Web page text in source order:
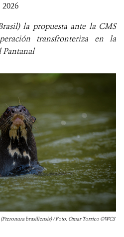
VISUAL
DE COMUNICACIÓN
ANUAL WCS
DE QUEJAS Y RECLAMOS
DONA
la propuesta ante la CMS
transfronteriza en la
Pantanal
brasiliensis) / Foto: Omar Torrico ©️WCS